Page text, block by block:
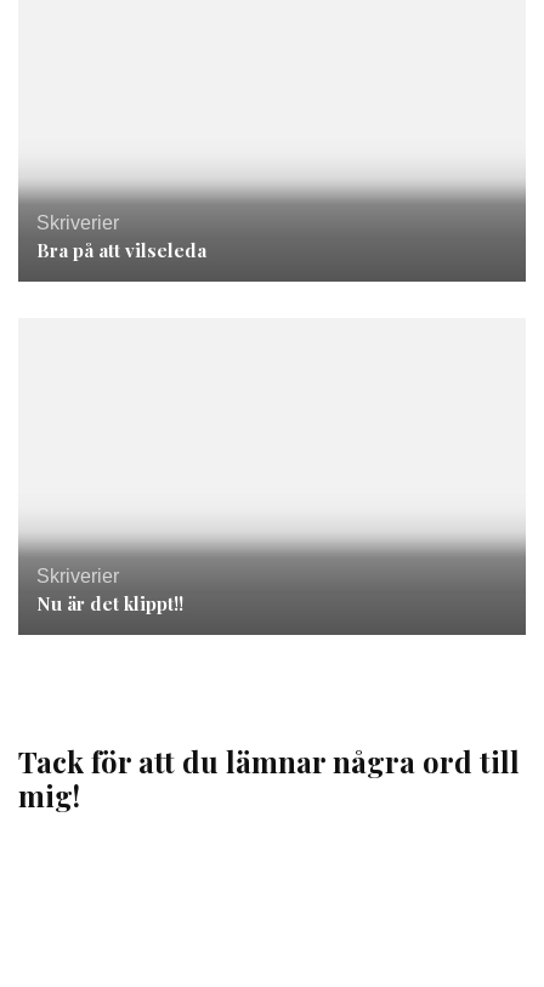
Skriverier
Bra på att vilseleda
Skriverier
Nu är det klippt!!
Tack för att du lämnar några ord till
mig!